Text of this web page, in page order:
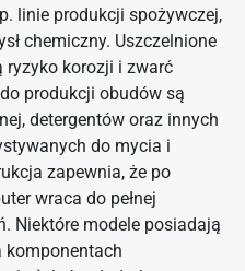
linie produkcji spożywczej,
chemiczny. Uszczelnione
ryzyko korozji i zwarć
produkcji obudów są
detergentów oraz innych
do mycia i
zapewnia, że po
wraca do pełnej
Niektóre modele posiadają
komponentach